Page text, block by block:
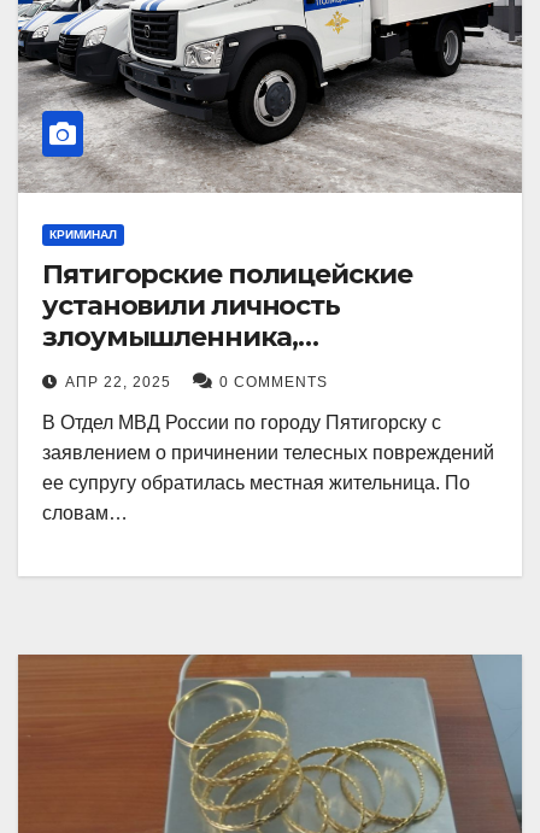
КРИМИНАЛ
Пятигорские полицейские
установили личность
злоумышленника,
причинившего телесные
повреждения местному жителю
АПР 22, 2025 0 COMMENTS
В Отдел МВД России по городу Пятигорску с
заявлением о причинении телесных повреждений
ее супругу обратилась местная жительница. По
словам…